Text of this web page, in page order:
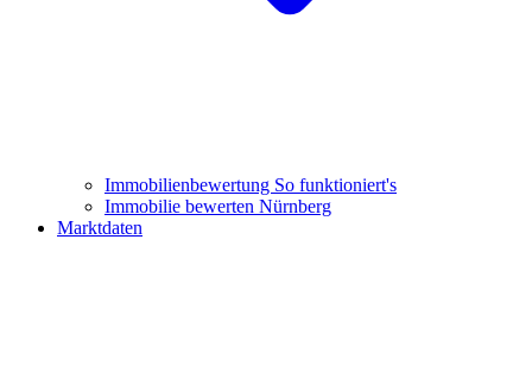
Immobilienbewertung So funktioniert's
Immobilie bewerten Nürnberg
Marktdaten